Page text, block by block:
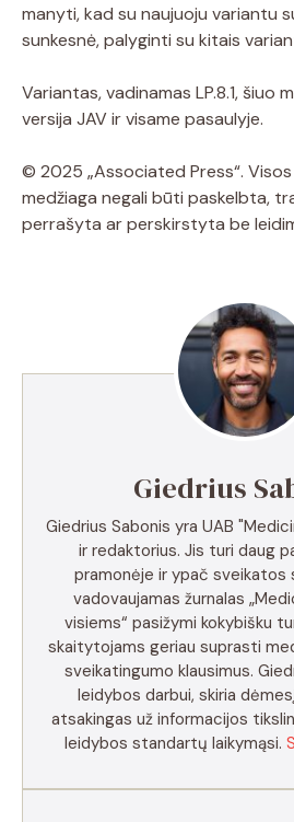
manyti, kad su naujuoju variantu
sunkesnė, palyginti su kitais
Variantas, vadinamas LP.8.1, šiuo
versija JAV ir visame pasaulyje.
© 2025 „Associated Press“.
medžiaga negali būti paskelbta,
perrašyta ar perskirstyta be
Giedrius
Giedrius Sabonis yra UAB
ir redaktorius. Jis turi daug
pramonėje ir ypač sveikatos
vadovaujamas žurnalas
visiems“ pasižymi kokybišku
skaitytojams geriau suprasti
sveikatingumo klausimus.
leidybos darbui, skiria
atsakingas už informacijos
leidybos standartų laikymąsi.